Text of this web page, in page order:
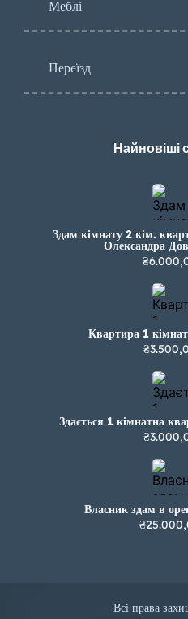
Меблі
Переїзд
Найновіші
Здам кімнату 2 кім.
Олександра
Квартира 1
Здається 1 кімнатна
Власник здам в
Всі права